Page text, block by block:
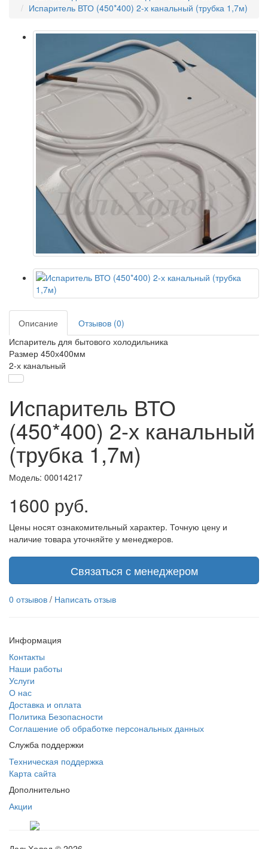
Испаритель ВТО (450*400) 2-х канальный (трубка 1,7м)
Описание
Отзывов (0)
Испаритель для бытового холодильника
Размер 450х400мм
2-х канальный
Испаритель ВТО
(450*400) 2-х канальный
(трубка 1,7м)
Модель: 00014217
1600 руб.
Цены носят ознакомительный характер. Точную цену и
наличие товара уточняйте у менеджеров.
Связаться с менеджером
0 отзывов / Написать отзыв
Информация
Контакты
Наши работы
Услуги
О нас
Доставка и оплата
Политика Безопасности
Соглашение об обработке персональных данных
Служба поддержки
Техническая поддержка
Карта сайта
Дополнительно
Акции